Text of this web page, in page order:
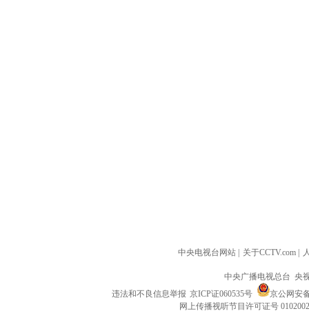
中央电视台网站 关于CCTV.com
中央广播电视总台 央
违法和不良信息举报 京ICP证060535号
京公网安
网上传播视听节目许可证号